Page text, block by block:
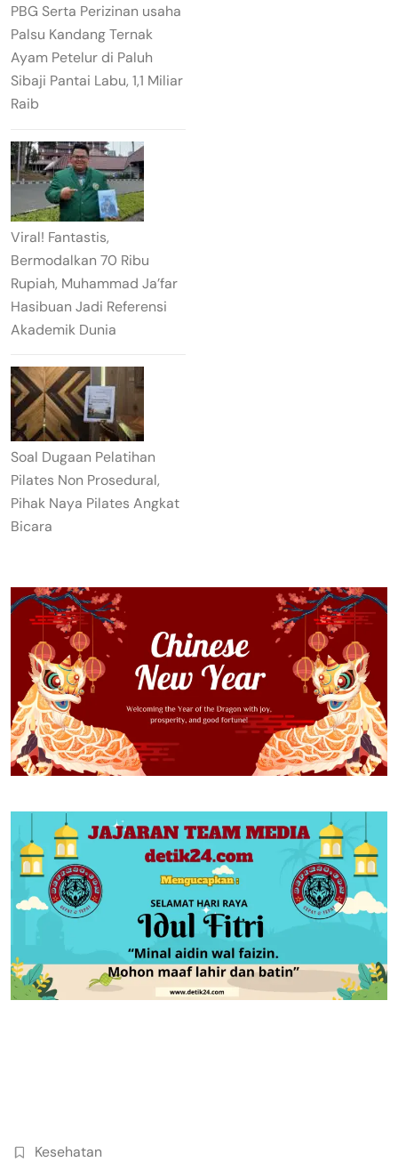
PBG Serta Perizinan usaha
Palsu Kandang Ternak
Ayam Petelur di Paluh
Sibaji Pantai Labu, 1,1 Miliar
Raib
Viral! Fantastis,
Bermodalkan 70 Ribu
Rupiah, Muhammad Ja’far
Hasibuan Jadi Referensi
Akademik Dunia
Soal Dugaan Pelatihan
Pilates Non Prosedural,
Pihak Naya Pilates Angkat
Bicara
Kesehatan